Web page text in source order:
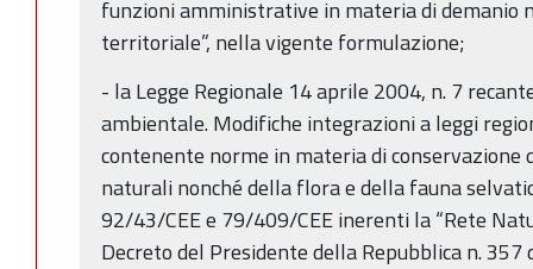
funzioni amministrative in materia di demanio
territoriale”, nella vigente formulazione;
- la Legge Regionale 14 aprile 2004, n. 7
ambientale. Modifiche integrazioni a leggi
contenente norme in materia di
naturali nonché della flora e della fauna
92/43/CEE e 79/409/CEE inerenti la “Rete
Decreto del Presidente della Repubblica n. 357